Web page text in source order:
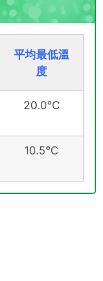
平均最低溫
度
20.0°C
10.5°C